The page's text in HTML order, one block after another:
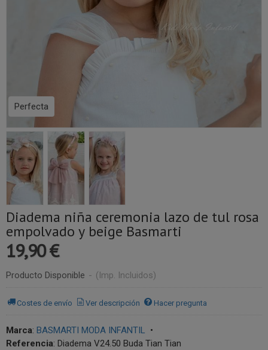
Perfecta
Diadema niña ceremonia lazo de tul rosa
empolvado y beige Basmarti
19,90 €
Producto Disponible - (Imp. Incluidos)
Costes de envío Ver descripción Hacer pregunta
Marca: BASMARTI MODA INFANTIL •
Referencia: Diadema V24.50 Buda Tian Tian